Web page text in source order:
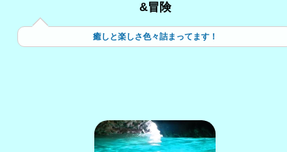
&冒険
癒しと楽しさ色々詰まってます！